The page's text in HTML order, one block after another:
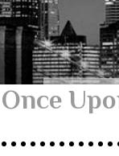
Once